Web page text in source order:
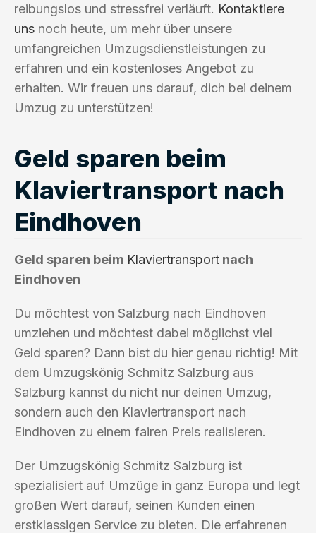
reibungslos und stressfrei verläuft. Kontaktiere
uns noch heute, um mehr über unsere
umfangreichen Umzugsdienstleistungen zu
erfahren und ein kostenloses Angebot zu
erhalten. Wir freuen uns darauf, dich bei deinem
Umzug zu unterstützen!
Geld sparen beim
Klaviertransport nach
Eindhoven
Geld sparen beim Klaviertransport nach
Eindhoven
Du möchtest von Salzburg nach Eindhoven
umziehen und möchtest dabei möglichst viel
Geld sparen? Dann bist du hier genau richtig! Mit
dem Umzugskönig Schmitz Salzburg aus
Salzburg kannst du nicht nur deinen Umzug,
sondern auch den Klaviertransport nach
Eindhoven zu einem fairen Preis realisieren.
Der Umzugskönig Schmitz Salzburg ist
spezialisiert auf Umzüge in ganz Europa und legt
großen Wert darauf, seinen Kunden einen
erstklassigen Service zu bieten. Die erfahrenen